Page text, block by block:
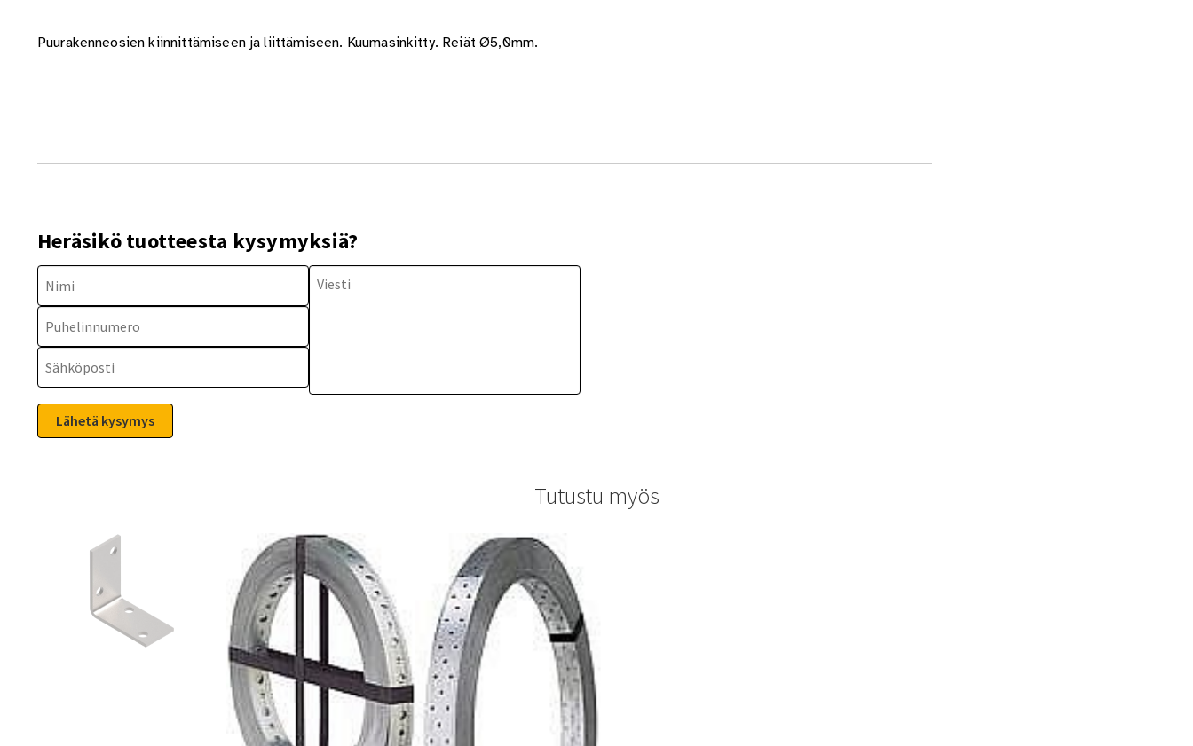
Puurakenneosien kiinnittämiseen ja liittämiseen. Kuumasinkitty. Reiät Ø5,0mm.
Heräsikö tuotteesta kysymyksiä?
Tutustu myös